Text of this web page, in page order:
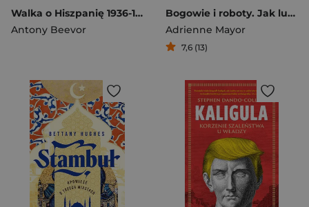
Walka o Hiszpanię 1936-1939 wyd. 2023
Antony Beevor
Bogowie i roboty. Jak ludzie starożytności wymyślili sztuczne życie
Adrienne Mayor
7,6 (13)